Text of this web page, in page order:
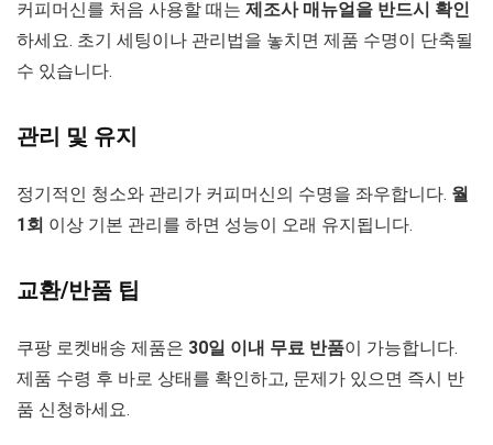
커피머신를 처음 사용할 때는 제조사 매뉴얼을 반드시 확인
하세요. 초기 세팅이나 관리법을 놓치면 제품 수명이 단축될
수 있습니다.
관리 및 유지
정기적인 청소와 관리가 커피머신의 수명을 좌우합니다. 월
1회 이상 기본 관리를 하면 성능이 오래 유지됩니다.
교환/반품 팁
쿠팡 로켓배송 제품은 30일 이내 무료 반품이 가능합니다.
제품 수령 후 바로 상태를 확인하고, 문제가 있으면 즉시 반
품 신청하세요.